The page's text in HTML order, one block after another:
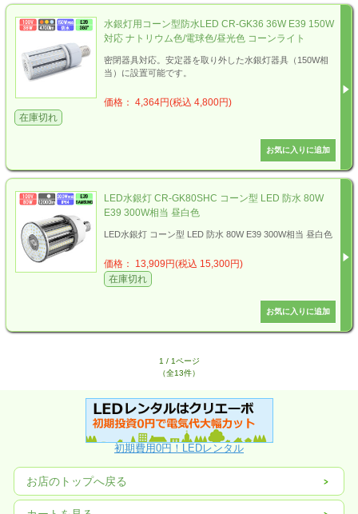
水銀灯用コーン型防水LED CR-GK36 36W E39 150W
対応 ナトリウム色/電球色/昼光色 コーンライト
密閉器具対応。安定器を取り外した水銀灯器具（150W相
当）に設置可能です。
価格： 4,364円(税込 4,800円)
在庫切れ
LED水銀灯 CR-GK80SHC コーン型 LED 防水 80W
E39 300W相当 昼白色
LED水銀灯 コーン型 LED 防水 80W E39 300W相当 昼白色
価格： 13,909円(税込 15,300円)
在庫切れ
1 / 1ページ
（全13件）
初期費用0円！LEDレンタル
お店のトップへ戻る